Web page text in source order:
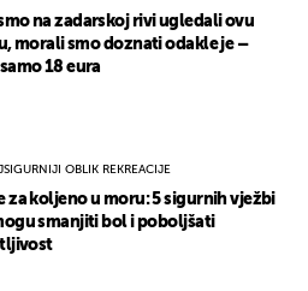
na zadarskoj rivi ugledali ovu
morali smo doznati odakle je –
18 eura
OBLIK REKREACIJE
za koljeno u moru: 5 sigurnih vježbi
smanjiti bol i poboljšati